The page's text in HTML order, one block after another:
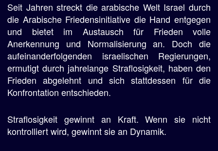
Seit Jahren streckt die arabische Welt Israel durch
die Arabische Friedensinitiative die Hand entgegen
und bietet im Austausch für Frieden volle
Anerkennung und Normalisierung an. Doch die
aufeinanderfolgenden israelischen Regierungen,
ermutigt durch jahrelange Straflosigkeit, haben den
Frieden abgelehnt und sich stattdessen für die
Konfrontation entschieden.
Straflosigkeit gewinnt an Kraft. Wenn sie nicht
kontrolliert wird, gewinnt sie an Dynamik.